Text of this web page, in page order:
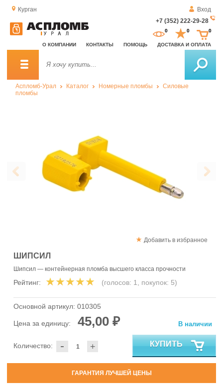
Курган
Вход
+7 (352) 222-29-28
О КОМПАНИИ КОНТАКТЫ ПОМОЩЬ ДОСТАВКА И ОПЛАТА
0 0 0
Аспломб-Урал Каталог Номерные пломбы
Силовые
пломбы
Добавить в избранное
ШИПСИЛ
Шипсил — контейнерная пломба высшего класса прочности
Рейтинг: (голосов: 1, покупок: 5)
Основной артикул: 010305
Цена за единицу: 45,00 ₽
- +
Количество:
В наличии
КУПИТЬ
ГАРАНТИЯ ЛУЧШЕЙ ЦЕНЫ